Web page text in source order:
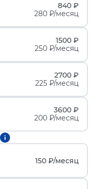
840 ₽
280 ₽/месяц
1500 ₽
250 ₽/месяц
2700 ₽
225 ₽/месяц
3600 ₽
200 ₽/месяц
150 ₽/месяц